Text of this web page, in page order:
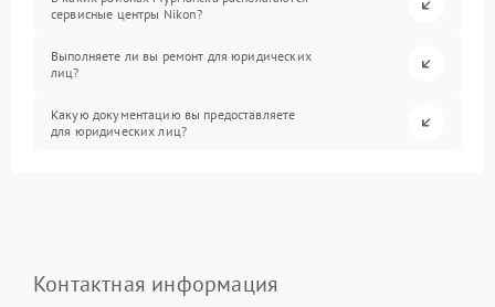
сервисные центры Nikon?
Выполняете ли вы ремонт для юридических
лиц?
Какую документацию вы предоставляете
для юридических лиц?
Контактная информация